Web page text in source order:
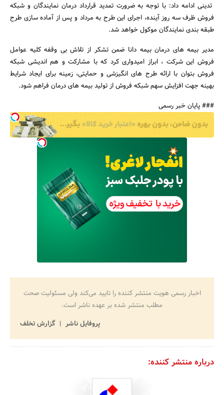
جستجو
تدینی ادامه داد: با توجه به ضرورت تمدید قرارداد درمان نمایندگان و شبکه
فروش ظرف سه روز آینده، اجرای این طرح به مرداد و پس از آماده سازی طرح
طبقه بندی نمایندگان موکول خواهد شد.
مدیر بیمه های درمان بیمه دانا ضمن تشکر از تلاش بی وقفه کلیه عوامل
فروش این شرکت ، ابراز امیدواری کرد که با مشارکت و هم اندیشی شبکه
فروش بتوان با ارائه طرح های انگیزشی و حمایتی، زمینه برای ایجاد شرایط
بهینه جهت افزایش سهم شبکه فروش از تولید بیمه های درمان فراهم شود.
### پایان خبر رسمی
اخبار رسمی هویت منتشر کننده را تایید می‌کند ولی مسئولیت صحت
مطلب منتشر شده بر عهده ناشر است.
پروفایل ناشر
گزارش تخلف
درباره منتشر کننده: